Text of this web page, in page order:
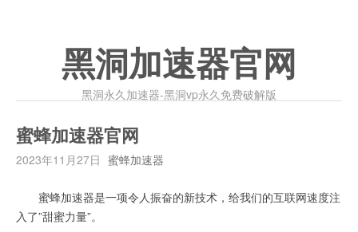
黑洞加速器官网
黑洞永久加速器-黑洞vp永久免费破解版
蜜蜂加速器官网
2023年11月27日 蜜蜂加速器
蜜蜂加速器是一项令人振奋的新技术，给我们的互联网速度注
入了”甜蜜力量”。